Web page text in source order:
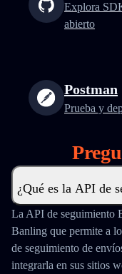
Explora
abierto
Postman
Prueba y
¿Qué es la API de
La API de seguimiento
Banling que permite a
de seguimiento de
integrarla en sus sitios